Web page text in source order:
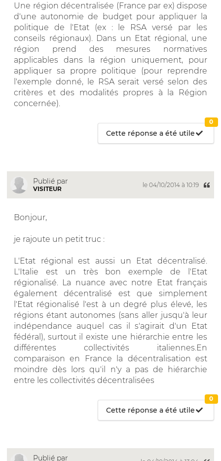
Une région décentralisée (France par ex) dispose
d'une autonomie de budget pour appliquer la
politique de l'Etat (ex : le RSA versé par les
conseils régionaux). Dans un Etat régional, une
région prend des mesures normatives
applicables dans la région uniquement, pour
appliquer sa propre politique (pour reprendre
l'exemple donné, le RSA serait versé selon des
critères et des modalités propres à la Région
concernée).
Cette réponse a été utile
0
Publié par
VISITEUR
le 04/10/2014 à 10:19
Bonjour,
je rajoute un petit truc :
L'Etat régional est aussi un Etat décentralisé.
L'Italie est un très bon exemple de l'Etat
régionalisé. La nuance avec notre Etat français
également décentralisé est que simplement
l'Etat régionalisé l'est à un degré plus élevé, les
régions étant autonomes (sans aller jusqu'à leur
indépendance auquel cas il s'agirait d'un Etat
fédéral), surtout il existe une hiérarchie entre les
différentes collectivités italiennes.En
comparaison en France la décentralisation est
moindre dès lors qu'il n'y a pas de hiérarchie
entre les collectivités décentralisées
Cette réponse a été utile
0
Publié par